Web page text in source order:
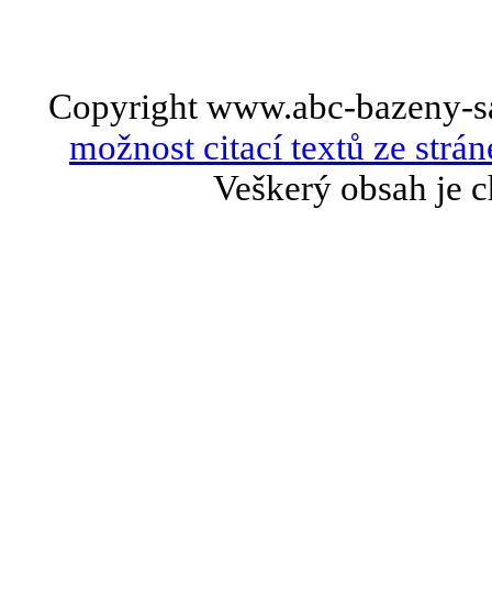
Copyright www.abc-bazeny-
možnost citací textů ze
Veškerý obsah je